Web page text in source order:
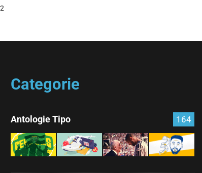
Categorie
Antologie Tipo 164